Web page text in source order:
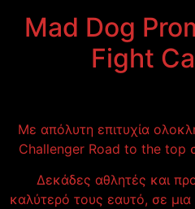
Mad Dog
Fight
Με απόλυτη επιτυχία
Challenger Road to the top
Δεκάδες αθλητές και
καλύτερό τους εαυτό, σε